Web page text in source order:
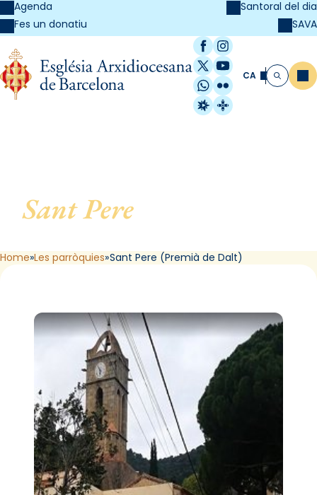
Agenda
Fes un donatiu
Santoral del dia
SAVA
Facebook
Instagram
X / Twitter
YouTube
WhatsApp
Flickr
Radio Estel
Catalunya
CA Cerca
Sant Pere
Home Les parròquies Sant Pere (Premià de Dalt)